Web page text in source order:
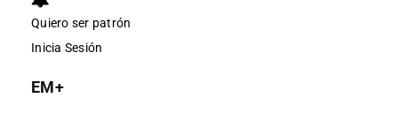
Quiero ser patrón
Inicia Sesión
EM+